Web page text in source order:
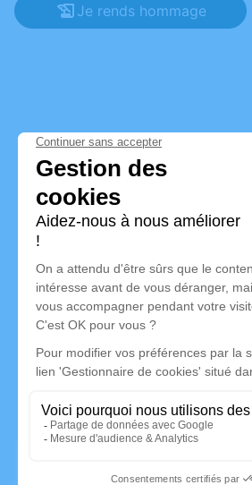
Je rends hommage